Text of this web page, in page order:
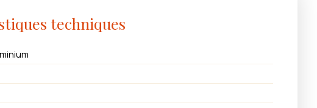
techniques